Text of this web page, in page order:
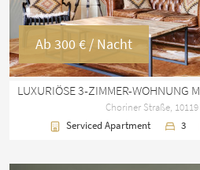
Ab 300 € / Nacht
Choriner Straße,
Serviced Apartment
3